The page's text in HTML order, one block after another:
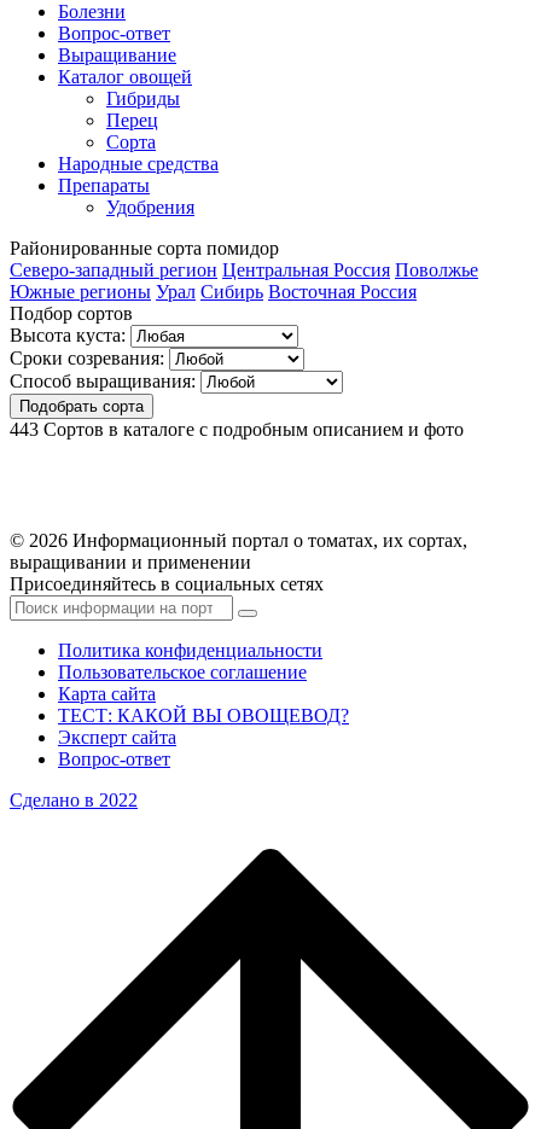
Болезни
Вопрос-ответ
Выращивание
Каталог овощей
Гибриды
Перец
Сорта
Народные средства
Препараты
Удобрения
Районированные сорта помидор
Северо-западный регион Центральная Россия Поволжье
Южные регионы Урал Сибирь Восточная Россия
Подбор сортов
Высота куста:
Сроки созревания:
Способ выращивания:
Подобрать сорта
443 Сортов в каталоге с подробным описанием и фото
© 2026 Информационный портал о томатах, их сортах,
выращивании и применении
Присоединяйтесь в социальных сетях
Политика конфиденциальности
Пользовательское соглашение
Карта сайта
ТЕСТ: КАКОЙ ВЫ ОВОЩЕВОД?
Эксперт сайта
Вопрос-ответ
Сделано в 2022